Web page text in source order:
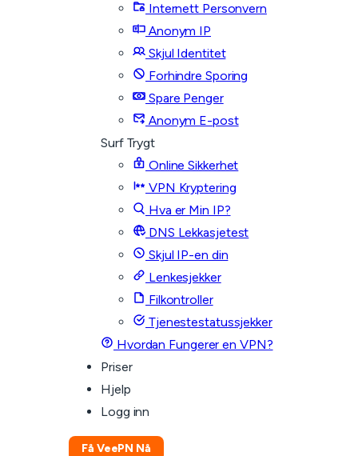
Internett Personvern
Anonym IP
Skjul Identitet
Forhindre Sporing
Spare Penger
Anonym E-post
Surf Trygt
Online Sikkerhet
VPN Kryptering
Hva er Min IP?
DNS Lekkasjetest
Skjul IP-en din
Lenkesjekker
Filkontroller
Tjenestestatussjekker
Hvordan Fungerer en VPN?
Priser
Hjelp
Logg inn
Få VeePN Nå